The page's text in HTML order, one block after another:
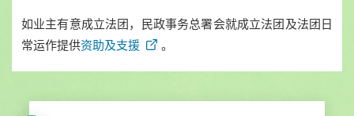
如业主有意成立法团，民政事务总署会就成立法团及法团日
常运作提供资助及支援 。